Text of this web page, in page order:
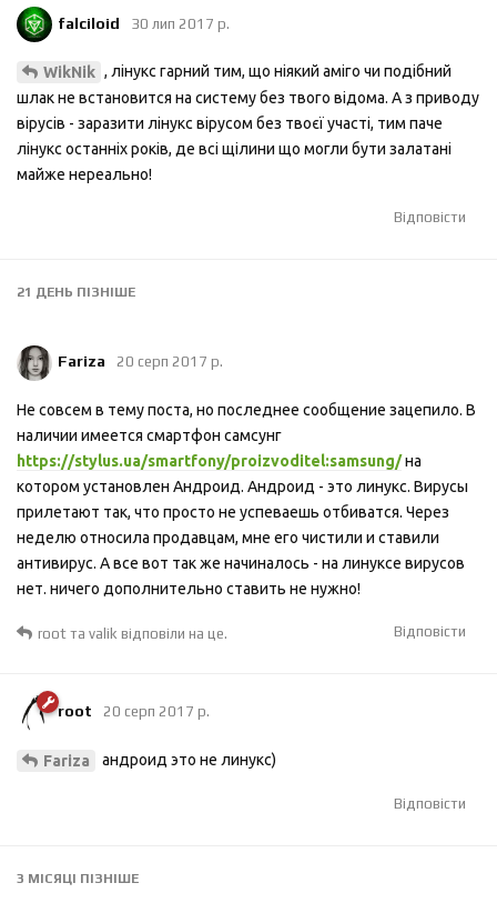
falciloid 30 лип 2017 р.
WikNik , лінукс гарний тим, що ніякий аміго чи подібний
шлак не встановится на систему без твого відома. А з приводу
вірусів - заразити лінукс вірусом без твоєї участі, тим паче
лінукс останніх років, де всі щілини що могли бути залатані
майже нереально!
Відповісти
21 ДЕНЬ ПІЗНІШЕ
Fariza 20 серп 2017 р.
Не совсем в тему поста, но последнее сообщение зацепило. В
наличии имеется смартфон самсунг
https://stylus.ua/smartfony/proizvoditel:samsung/на
котором установлен Андроид. Андроид - это линукс. Вирусы
прилетают так, что просто не успеваешь отбиватся. Через
неделю относила продавцам, мне его чистили и ставили
антивирус. А все вот так же начиналось - на линуксе вирусов
нет. ничего дополнительно ставить не нужно!
Відповісти
root та valik відповіли на це.
root 20 серп 2017 р.
Fariza андроид это не линукс)
Відповісти
3 МІСЯЦІ ПІЗНІШЕ